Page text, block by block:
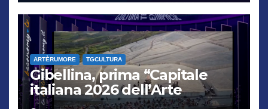
ARTÈRUMORE TGCULTURA
Gibellina, prima “Capitale
italiana 2026 dell’Arte
contemporanea”